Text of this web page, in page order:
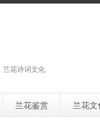
花诗词文化
兰花鉴赏 兰花文